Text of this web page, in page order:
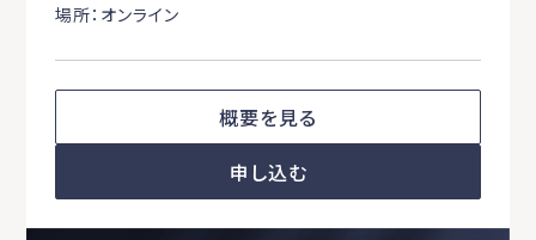
場所：オンライン
概要を見る
申し込む